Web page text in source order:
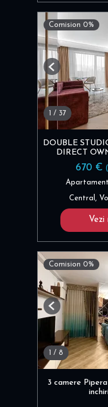
Comision 0%
1 / 37
Previous
DOUBLE
DIRECT
670 €
Central,
Comision 0%
1 / 8
Previous
3 camere